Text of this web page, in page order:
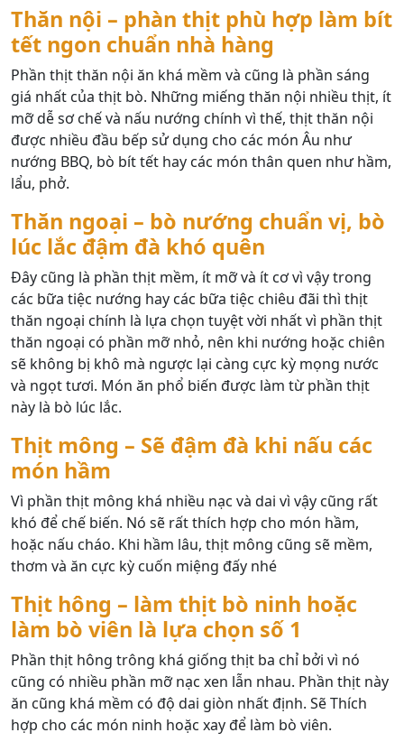
Thăn nội – phàn thịt phù hợp làm bít
tết ngon chuẩn nhà hàng
Phần thịt thăn nội ăn khá mềm và cũng là phần sáng
giá nhất của thịt bò. Những miếng thăn nội nhiều thịt, ít
mỡ dễ sơ chế và nấu nướng chính vì thế, thịt thăn nội
được nhiều đầu bếp sử dụng cho các món Âu như
nướng BBQ, bò bít tết hay các món thân quen như hầm,
lẩu, phở.
Thăn ngoại – bò nướng chuẩn vị, bò
lúc lắc đậm đà khó quên
Đây cũng là phần thịt mềm, ít mỡ và ít cơ vì vậy trong
các bữa tiệc nướng hay các bữa tiệc chiêu đãi thì thịt
thăn ngoại chính là lựa chọn tuyệt vời nhất vì phần thịt
thăn ngoại có phần mỡ nhỏ, nên khi nướng hoặc chiên
sẽ không bị khô mà ngược lại càng cực kỳ mọng nước
và ngọt tươi. Món ăn phổ biến được làm từ phần thịt
này là bò lúc lắc.
Thịt mông – Sẽ đậm đà khi nấu các
món hầm
Vì phần thịt mông khá nhiều nạc và dai vì vậy cũng rất
khó để chế biến. Nó sẽ rất thích hợp cho món hầm,
hoặc nấu cháo. Khi hầm lâu, thịt mông cũng sẽ mềm,
thơm và ăn cực kỳ cuốn miệng đấy nhé
Thịt hông – làm thịt bò ninh hoặc
làm bò viên là lựa chọn số 1
Phần thịt hông trông khá giống thịt ba chỉ bởi vì nó
cũng có nhiều phần mỡ nạc xen lẫn nhau. Phần thịt này
ăn cũng khá mềm có độ dai giòn nhất định. Sẽ Thích
hợp cho các món ninh hoặc xay để làm bò viên.